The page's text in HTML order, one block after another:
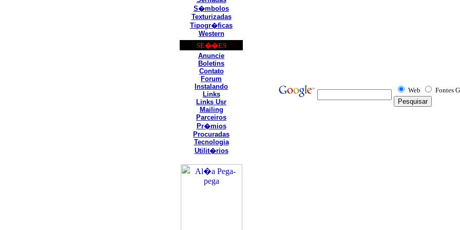
S�mbolos
Texturizadas
Tipogr�ficas
Western
SE��ES
Anuncie
Boletins
Contato
Forum
Instalando
Links
Links Usr
Mailing
Parceiros
Pr�mios
Procuradas
Tecnologia
Utilit�rios
Web Fontes